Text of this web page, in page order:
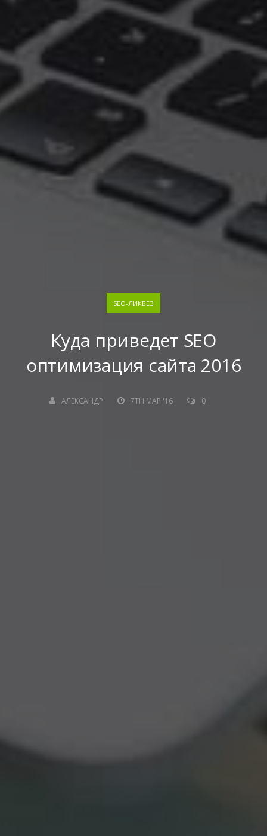
SEO-ЛИКБЕЗ
Куда приведет SEO
оптимизация сайта 2016
АЛЕКСАНДР 7TH МАР '16 0